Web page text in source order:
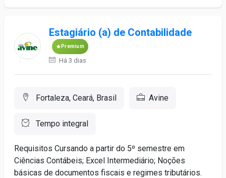
Estagiário (a) de Contabilidade
Premium
Há 3 dias
Fortaleza, Ceará, Brasil Avine
Tempo integral
Requisitos Cursando a partir do 5º semestre em
Ciências Contábeis; Excel Intermediário; Noções
básicas de documentos fiscais e regimes tributários.